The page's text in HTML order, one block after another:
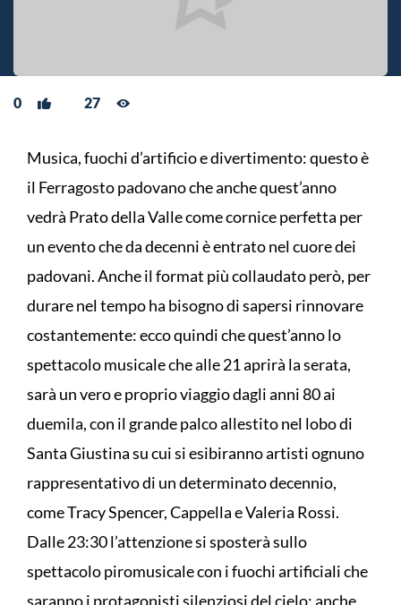
0 27
Musica, fuochi d’artificio e divertimento: questo è
il Ferragosto padovano che anche quest’anno
vedrà Prato della Valle come cornice perfetta per
un evento che da decenni è entrato nel cuore dei
padovani. Anche il format più collaudato però, per
durare nel tempo ha bisogno di sapersi rinnovare
costantemente: ecco quindi che quest’anno lo
spettacolo musicale che alle 21 aprirà la serata,
sarà un vero e proprio viaggio dagli anni 80 ai
duemila, con il grande palco allestito nel lobo di
Santa Giustina su cui si esibiranno artisti ognuno
rappresentativo di un determinato decennio,
come Tracy Spencer, Cappella e Valeria Rossi.
Dalle 23:30 l’attenzione si sposterà sullo
spettacolo piromusicale con i fuochi artificiali che
saranno i protagonisti silenziosi del cielo: anche